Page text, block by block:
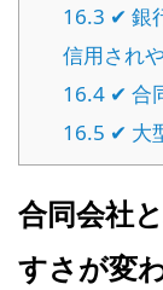
16.3 ✔ 銀
信用され
16.4✔ 合
16.5 ✔ 大
合同会社
すさが変